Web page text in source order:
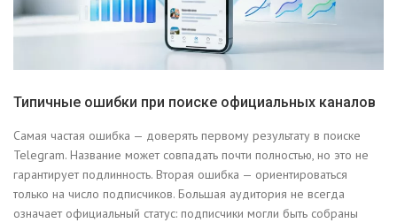
Типичные ошибки при поиске официальных каналов
Самая частая ошибка — доверять первому результату в поиске
Telegram. Название может совпадать почти полностью, но это не
гарантирует подлинность. Вторая ошибка — ориентироваться
только на число подписчиков. Большая аудитория не всегда
означает официальный статус: подписчики могли быть собраны